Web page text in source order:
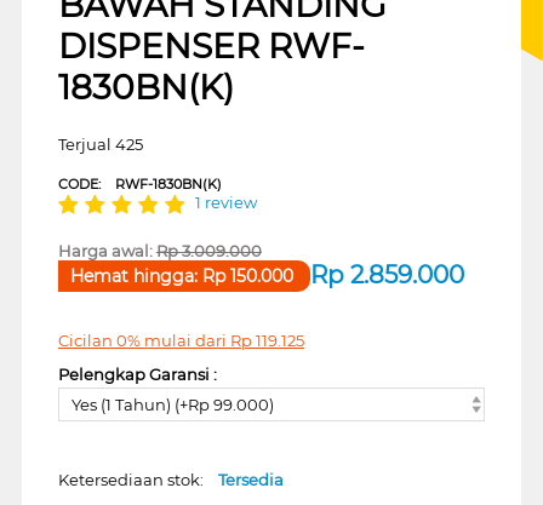
DISPENSER RWF-
1830BN(K)
Terjual 425
CODE: RWF-1830BN(K)
1 review
Harga awal:Rp3.009.000
Rp 2.859.000
Hemat hingga: Rp150.000
Cicilan 0% mulai dari Rp119.125
Pelengkap Garansi :
Yes (1 Tahun) (+Rp 99.000)
Ketersediaan stok: Tersedia